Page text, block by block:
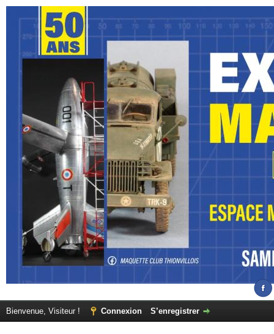
Bienvenue, Visiteur ! Connexion S’enregistrer